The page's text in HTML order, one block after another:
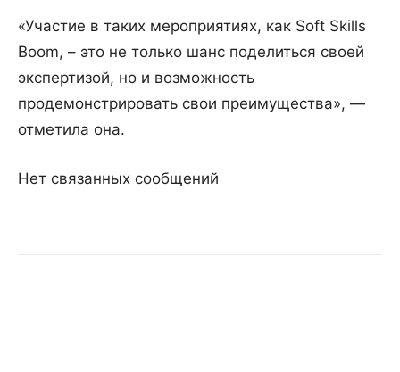
«Участие в таких мероприятиях, как Soft Skills
Boom, – это не только шанс поделиться своей
экспертизой, но и возможность
продемонстрировать свои преимущества», —
отметила она.
Нет связанных сообщений